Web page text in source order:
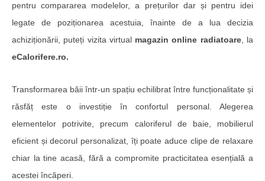
pentru compararea modelelor, a prețurilor dar și pentru idei
legate de poziționarea acestuia, înainte de a lua decizia
achiziționării, puteți vizita virtual magazin online radiatoare, la
eCalorifere.ro.
Transformarea băii într-un spațiu echilibrat între funcționalitate și
răsfăț este o investiție în confortul personal. Alegerea
elementelor potrivite, precum caloriferul de baie, mobilierul
eficient și decorul personalizat, îți poate aduce clipe de relaxare
chiar la tine acasă, fără a compromite practicitatea esențială a
acestei încăperi.